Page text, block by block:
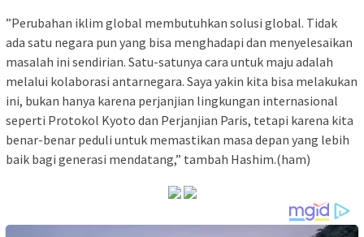
”Perubahan iklim global membutuhkan solusi global. Tidak
ada satu negara pun yang bisa menghadapi dan menyelesaikan
masalah ini sendirian. Satu-satunya cara untuk maju adalah
melalui kolaborasi antarnegara. Saya yakin kita bisa melakukan
ini, bukan hanya karena perjanjian lingkungan internasional
seperti Protokol Kyoto dan Perjanjian Paris, tetapi karena kita
benar-benar peduli untuk memastikan masa depan yang lebih
baik bagi generasi mendatang,” tambah Hashim.(ham)